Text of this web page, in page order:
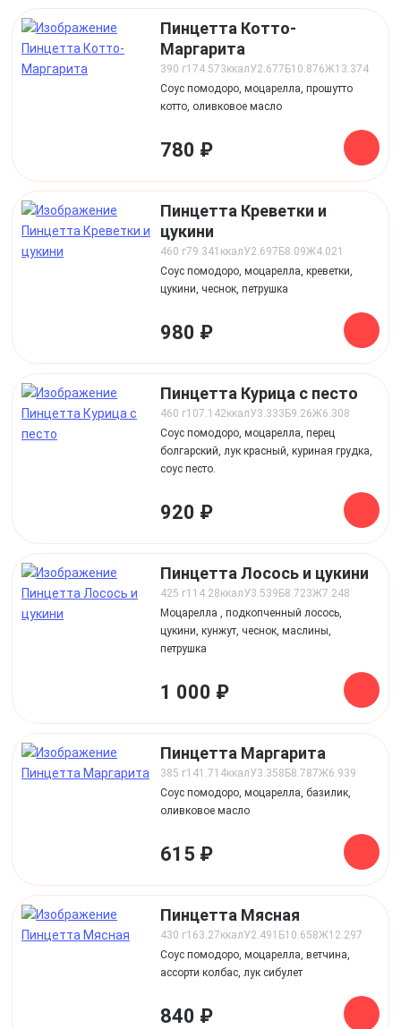
Пинцетта Котто-
Маргарита
390 г ккал
174.573 У2.677 Б10.876Ж13.374
Соус помодоро, моцарелла, прошутто
котто, оливковое масло
780 ₽
Пинцетта Креветки и
цукини
460 г ккал
79.341 У2.697 Б8.09Ж4.021
Соус помодоро, моцарелла, креветки,
цукини, чеснок, петрушка
980 ₽
Пинцетта Курица с песто
460 г ккал
107.142 У3.333 Б9.26Ж6.308
Соус помодоро, моцарелла, перец
болгарский, лук красный, куриная грудка,
соус песто.
920 ₽
Пинцетта Лосось и цукини
425 г ккал
114.28 У3.539 Б8.723Ж7.248
Моцарелла , подкопченный лосось,
цукини, кунжут, чеснок, маслины,
петрушка
1 000 ₽
Пинцетта Маргарита
385 г ккал
141.714 У3.358 Б8.787Ж6.939
Соус помодоро, моцарелла, базилик,
оливковое масло
615 ₽
Пинцетта Мясная
430 г ккал
163.27 У2.491 Б10.658Ж12.297
Соус помодоро, моцарелла, ветчина,
ассорти колбас, лук сибулет
840 ₽